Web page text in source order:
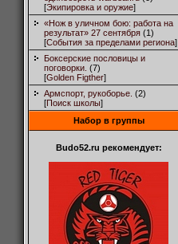
[Экипировка и оружие]
«Нож в уличном бою: работа на
результат» 27 сентября (1)
[События за пределами региона]
Боксерские пословицы и
поговорки. (7)
[Golden Figther]
Армспорт, рукоборье. (2)
[Поиск школы]
Набор в группы
Budo52.ru рекомендует: